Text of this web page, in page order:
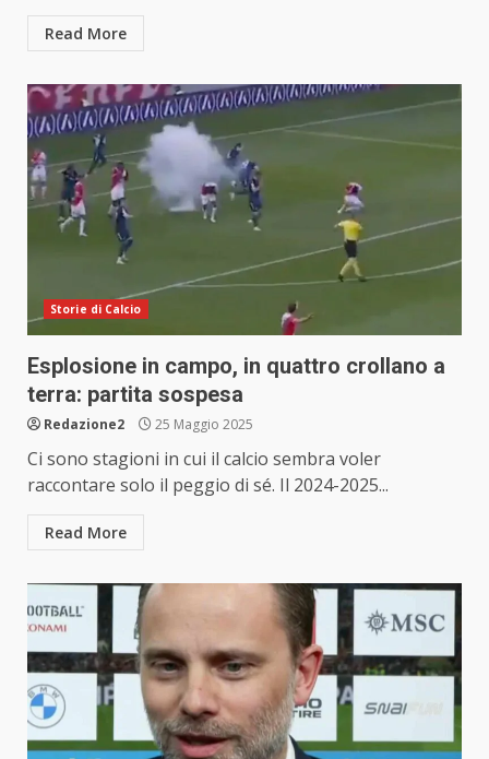
Read More
Storie di Calcio
Esplosione in campo, in quattro crollano a
terra: partita sospesa
Redazione2 25 Maggio 2025
Ci sono stagioni in cui il calcio sembra voler
raccontare solo il peggio di sé. Il 2024-2025...
Read More